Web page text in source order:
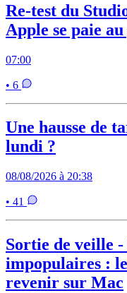
Re-test du
Apple se paie
07:00
• 6
Une hausse de
lundi ?
08/08/2026 à 20:38
• 41
Sortie de veille
impopulaires :
revenir sur Mac